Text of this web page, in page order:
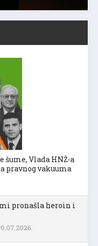
šume, Vlada HNŽ-a
pravnog vakuuma
pronašla heroin i